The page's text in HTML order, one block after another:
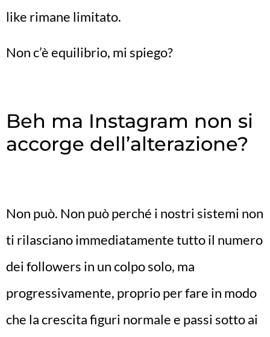
like rimane limitato.
Non c’è equilibrio, mi spiego?
Beh ma Instagram non si
accorge dell’alterazione?
Non può. Non può perché i nostri sistemi non
ti rilasciano immediatamente tutto il numero
dei followers in un colpo solo, ma
progressivamente, proprio per fare in modo
che la crescita figuri normale e passi sotto ai